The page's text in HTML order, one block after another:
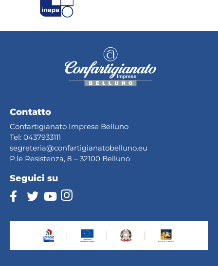
Contatto
Confartigianato Imprese Belluno
Tel: 0437933111
segreteria@confartigianatobelluno.eu
P.le Resistenza, 8 – 32100 Belluno
Seguici su